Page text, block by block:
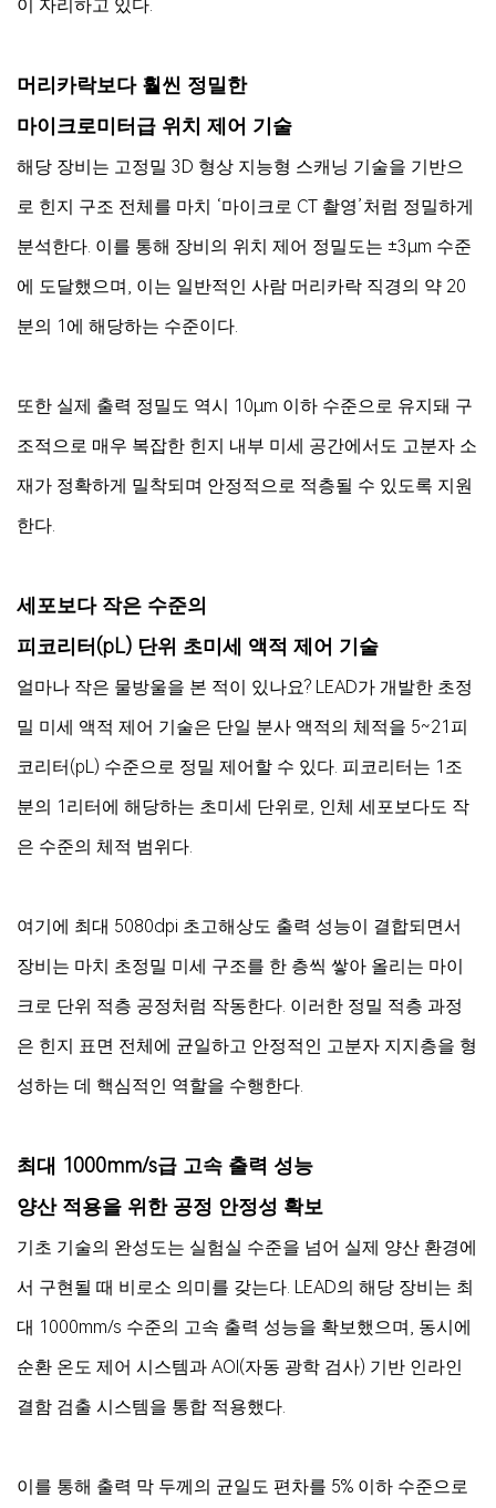
이 자리하고 있다.
머리카락보다 훨씬 정밀한
마이크로미터급 위치 제어 기술
해당 장비는 고정밀 3D 형상 지능형 스캐닝 기술을 기반으
로 힌지 구조 전체를 마치 ‘마이크로 CT 촬영’처럼 정밀하게
분석한다. 이를 통해 장비의 위치 제어 정밀도는 ±3μm 수준
에 도달했으며, 이는 일반적인 사람 머리카락 직경의 약 20
분의 1에 해당하는 수준이다.
또한 실제 출력 정밀도 역시 10μm 이하 수준으로 유지돼 구
조적으로 매우 복잡한 힌지 내부 미세 공간에서도 고분자 소
재가 정확하게 밀착되며 안정적으로 적층될 수 있도록 지원
한다.
세포보다 작은 수준의
피코리터(pL) 단위 초미세 액적 제어 기술
얼마나 작은 물방울을 본 적이 있나요? LEAD가 개발한 초정
밀 미세 액적 제어 기술은 단일 분사 액적의 체적을 5~21피
코리터(pL) 수준으로 정밀 제어할 수 있다. 피코리터는 1조
분의 1리터에 해당하는 초미세 단위로, 인체 세포보다도 작
은 수준의 체적 범위다.
여기에 최대 5080dpi 초고해상도 출력 성능이 결합되면서
장비는 마치 초정밀 미세 구조를 한 층씩 쌓아 올리는 마이
크로 단위 적층 공정처럼 작동한다. 이러한 정밀 적층 과정
은 힌지 표면 전체에 균일하고 안정적인 고분자 지지층을 형
성하는 데 핵심적인 역할을 수행한다.
최대 1000mm/s급 고속 출력 성능
양산 적용을 위한 공정 안정성 확보
기초 기술의 완성도는 실험실 수준을 넘어 실제 양산 환경에
서 구현될 때 비로소 의미를 갖는다. LEAD의 해당 장비는 최
대 1000mm/s 수준의 고속 출력 성능을 확보했으며, 동시에
순환 온도 제어 시스템과 AOI(자동 광학 검사) 기반 인라인
결함 검출 시스템을 통합 적용했다.
이를 통해 출력 막 두께의 균일도 편차를 5% 이하 수준으로